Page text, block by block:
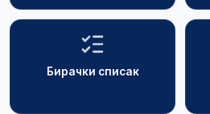
Бирачки списак